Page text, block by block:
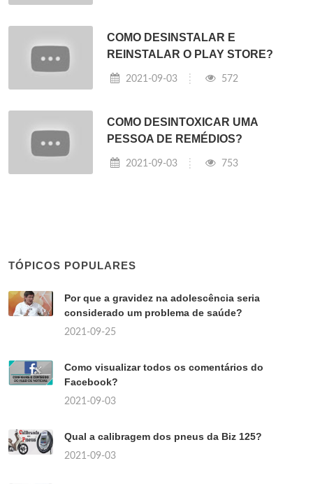
COMO DESINSTALAR E
REINSTALAR O PLAY STORE?
2021-09-03 572
COMO DESINTOXICAR UMA
PESSOA DE REMÉDIOS?
2021-09-03 753
TÓPICOS POPULARES
Por que a gravidez na adolescência seria
considerado um problema de saúde?
2021-09-25
Como visualizar todos os comentários do
Facebook?
2021-09-03
Qual a calibragem dos pneus da Biz 125?
2021-09-03